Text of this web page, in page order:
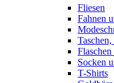
Fliesen
Fahnen
Socken
T-Shirts